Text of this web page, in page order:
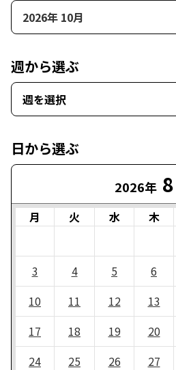
2026年 10月
週から選ぶ
週を選択
日から選ぶ
2026年 8
月 火 水 木
3
4 5 6
10
11 12 13
17
18 19 20
24
25 26 27